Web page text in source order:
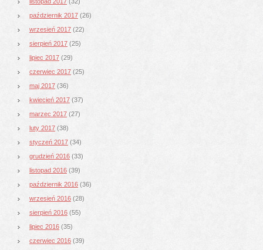
październik 2017 (26)
wrzesień 2017 (22)
sierpień 2017 (25)
lipiec 2017 (29)
czerwiec 2017 (25)
maj 2017 (36)
kwiecień 2017 (37)
marzec 2017 (27)
luty 2017 (38)
styczeń 2017 (34)
grudzień 2016 (33)
listopad 2016 (39)
październik 2016 (36)
wrzesień 2016 (28)
sierpień 2016 (55)
lipiec 2016 (35)
czerwiec 2016 (39)